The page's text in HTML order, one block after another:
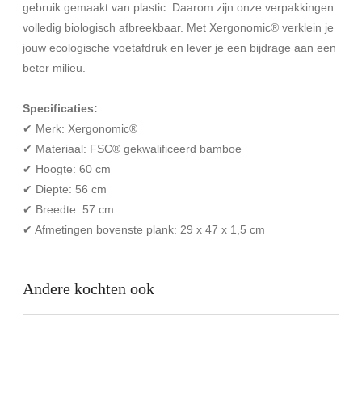
gebruik gemaakt van plastic. Daarom zijn onze verpakkingen
volledig biologisch afbreekbaar. Met Xergonomic® verklein je
jouw ecologische voetafdruk en lever je een bijdrage aan een
beter milieu.
Specificaties:
✔ Merk: Xergonomic®
✔ Materiaal: FSC® gekwalificeerd bamboe
✔ Hoogte: 60 cm
✔ Diepte: 56 cm
✔ Breedte: 57 cm
✔ Afmetingen bovenste plank: 29 x 47 x 1,5 cm
Andere kochten ook